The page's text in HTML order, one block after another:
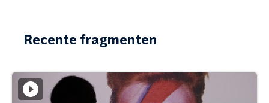
Recente fragmenten